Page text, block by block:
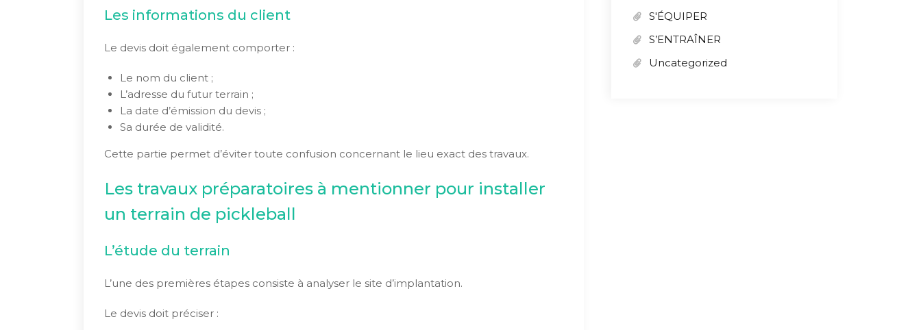
Les informations du client
Le devis doit également comporter :
Le nom du client ;
L’adresse du futur terrain ;
La date d’émission du devis ;
Sa durée de validité.
Cette partie permet d’éviter toute confusion concernant le lieu exact des travaux.
Les travaux préparatoires à mentionner pour installer
un terrain de pickleball
L’étude du terrain
L’une des premières étapes consiste à analyser le site d’implantation.
Le devis doit préciser :
S'ÉQUIPER
S’ENTRAÎNER
Uncategorized